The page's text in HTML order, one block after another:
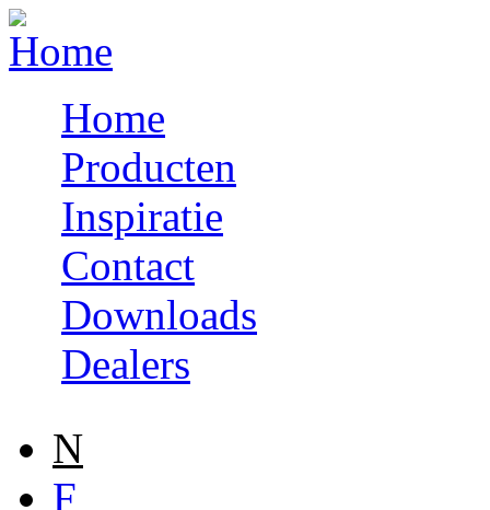
Skip to navigation
Skip to main content
Home
Producten
Inspiratie
Contact
Downloads
Dealers
N
F